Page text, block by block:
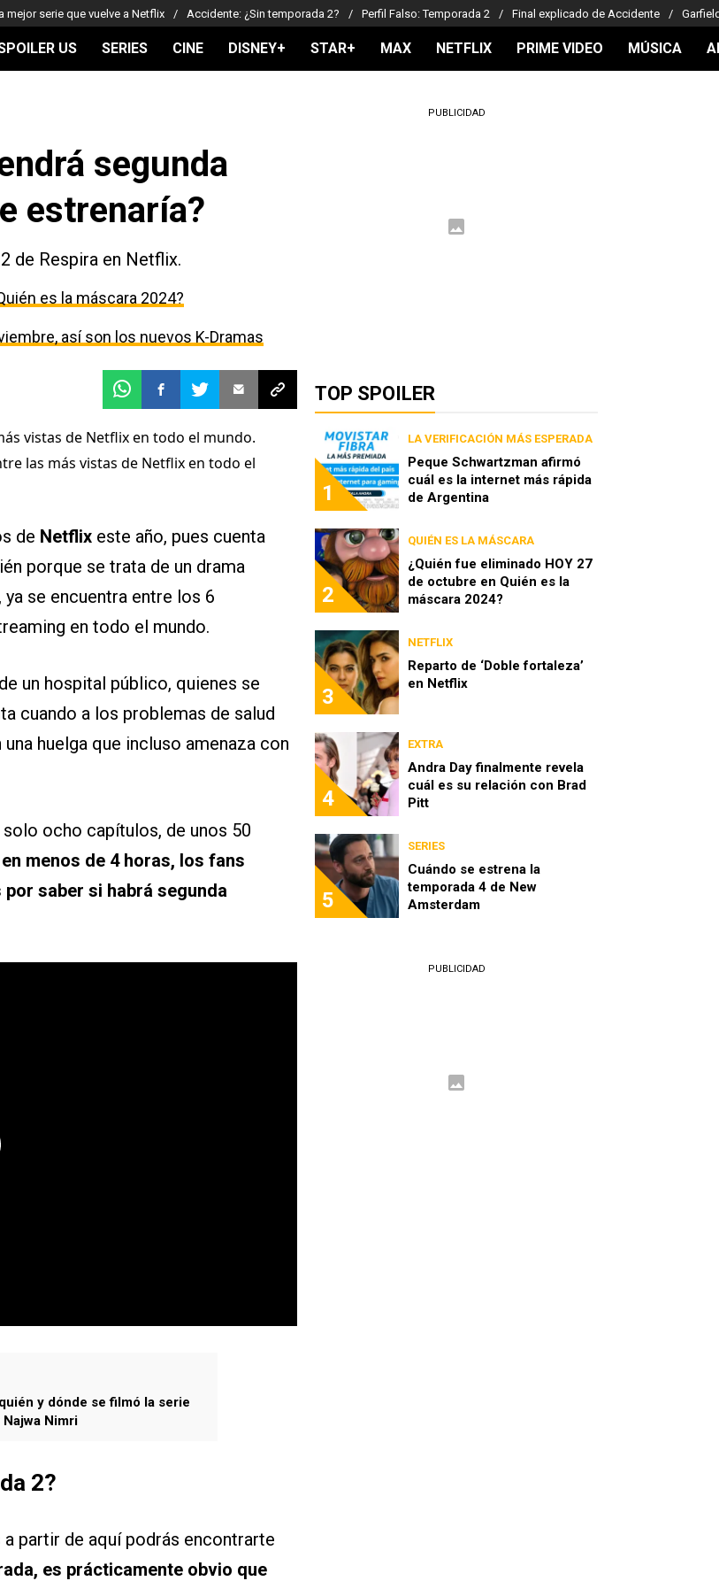
mejor serie que vuelve a Netflix Accidente: ¿Sin temporada 2? Perfil Falso: Temporada 2 Final explicado de Accidente
US SERIES CINE DISNEY+ STAR+ MAX NETFLIX PRIME VIDEO MÚSICA
segunda
estrenaría?
de Respira en Netflix.
es la máscara 2024?
así son los nuevos K-Dramas
las más vistas de Netflix en todo el
de Netflix este año, pues cuenta
porque se trata de un drama
se encuentra entre los 6
en todo el mundo.
un hospital público, quienes se
cuando a los problemas de salud
huelga que incluso amenaza con
ocho capítulos, de unos 50
menos de 4 horas, los fans
saber si habrá segunda
y dónde se filmó la serie
Nimri
2?
partir de aquí podrás encontrarte
es prácticamente obvio que
PUBLICIDAD
TOP SPOILER
1
LA VERIFICACIÓN MÁS ESPERADA
Peque Schwartzman afirmó
cuál es la internet más rápida
de Argentina
2
QUIÉN ES LA MÁSCARA
¿Quién fue eliminado HOY 27
de octubre en Quién es la
máscara 2024?
3
NETFLIX
Reparto de ‘Doble fortaleza’
en Netflix
4
EXTRA
Andra Day finalmente revela
cuál es su relación con Brad
Pitt
5
SERIES
Cuándo se estrena la
temporada 4 de New
Amsterdam
PUBLICIDAD